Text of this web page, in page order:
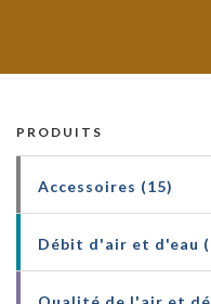
PRODUITS
Accessoires (15)
Débit d'air et d'eau